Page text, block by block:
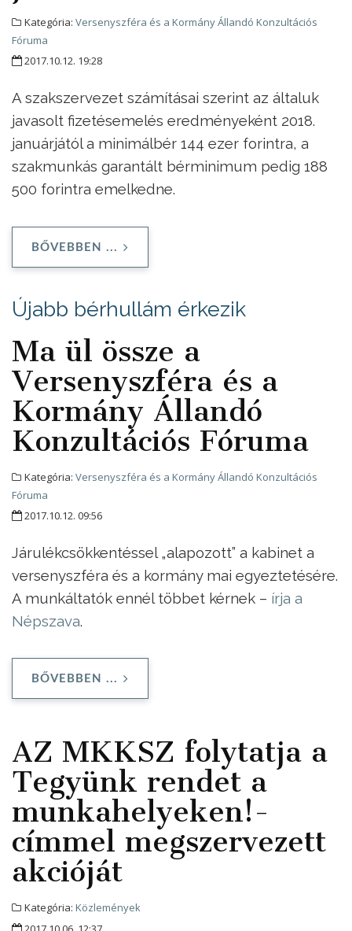
Kategória: Versenyszféra és a Kormány Állandó Konzultációs
Fóruma
2017.10.12. 19:28
A szakszervezet számításai szerint az általuk
javasolt fizetésemelés eredményeként 2018.
januárjától a minimálbér 144 ezer forintra, a
szakmunkás garantált bérminimum pedig 188
500 forintra emelkedne.
BŐVEBBEN ...
Újabb bérhullám érkezik
Ma ül össze a
Versenyszféra és a
Kormány Állandó
Konzultációs Fóruma
Kategória: Versenyszféra és a Kormány Állandó Konzultációs
Fóruma
2017.10.12. 09:56
Járulékcsökkentéssel „alapozott” a kabinet a
versenyszféra és a kormány mai egyeztetésére.
A munkáltatók ennél többet kérnek – írja a
Népszava.
BŐVEBBEN ...
AZ MKKSZ folytatja a
Tegyünk rendet a
munkahelyeken!-
címmel megszervezett
akcióját
Kategória: Közlemények